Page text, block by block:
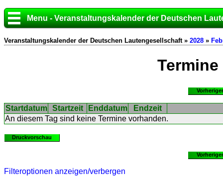
Menu - Veranstaltungskalender der Deutschen
Veranstaltungskalender der Deutschen Lautengesellschaft » 2028 »
Termine
Startdatum Startzeit Enddatum
Endzeit
An diesem Tag sind keine Termine vorhanden.
Druckvorschau
Filteroptionen anzeigen/verbergen